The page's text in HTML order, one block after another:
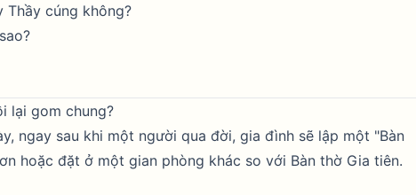
Thầy cúng không?
lại gom chung?
, ngay sau khi một người qua đời, gia đình sẽ lập một "Bàn
hoặc đặt ở một gian phòng khác so với Bàn thờ Gia tiên.